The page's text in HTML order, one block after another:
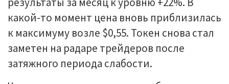
какой-то момент цена вновь приблизилась
к максимуму возле $0,55. Токен снова стал
заметен на радаре трейдеров после
затяжного периода слабости.